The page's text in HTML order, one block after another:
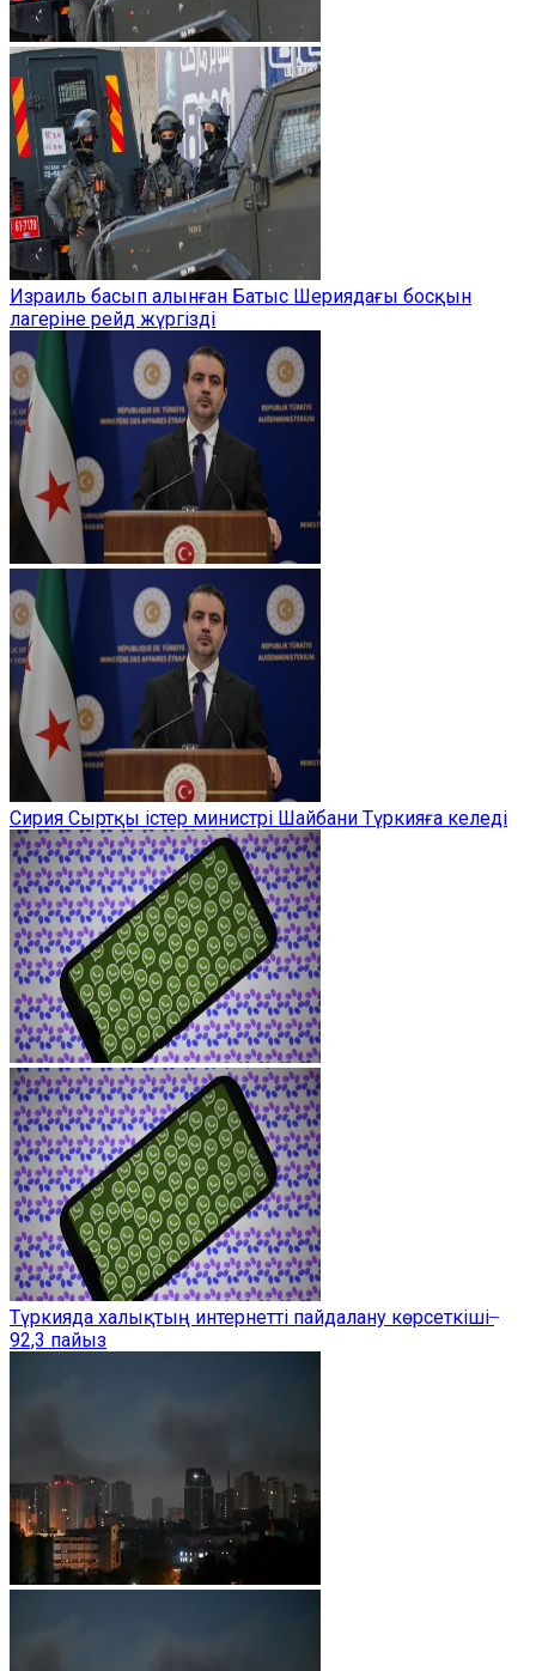
Израиль басып алынған Батыс Шериядағы босқын
лагеріне рейд жүргізді
Сирия Сыртқы істер министрі Шайбани Түркияға келеді
Түркияда халықтың интернетті пайдалану көрсеткіші ̶
92,3 пайыз